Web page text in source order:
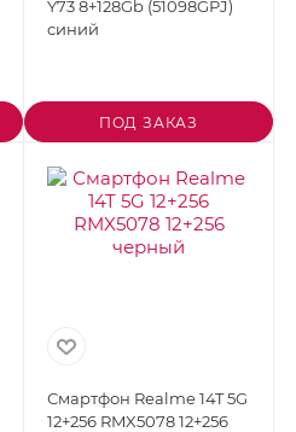
Y73 8+128Gb (51098GPJ)
синий
ПОД ЗАКАЗ
Смартфон Realme 14T 5G
12+256 RMX5078 12+256